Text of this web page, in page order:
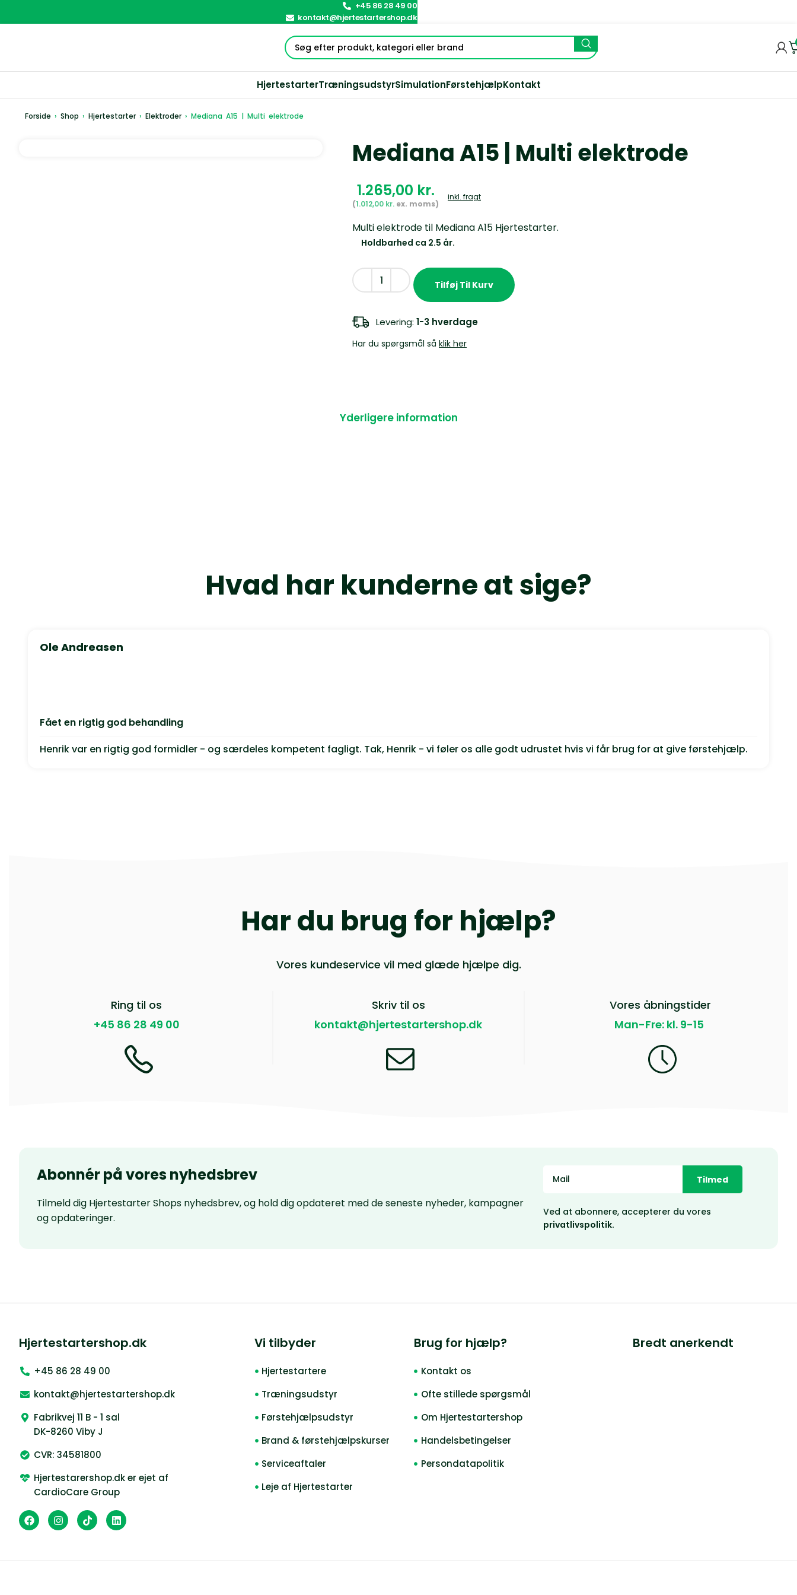
HjertestarterTræningsudstyrSimulationFørstehjælpKontakt
Forside › Shop › Hjertestarter › Elektroder › Mediana A15 | Multi elektrode
Mediana A15 | Multi elektrode
kr.
1.012,00 kr.
inkl. fragt
Multi elektrode til Mediana A15 Hjertestarter.
Holdbarhed ca 2.5 år.
Tilføj Til Kurv
Levering: 1-3 hverdage
Har du spørgsmål så klik her
Yderligere information
Hvad har kunderne at sige?
Ole Andreasen
Fået en rigtig god behandling
Henrik var en rigtig god formidler - og særdeles kompetent fagligt. Tak, Henrik - vi føler os alle godt udrustet hvis vi får brug for at give førstehjælp.
Har du brug for hjælp?
Vores kundeservice vil med glæde hjælpe dig.
Ring til os
+45 86 28 49 00
Skriv til os
kontakt@hjertestartershop.dk
Vores åbningstider
Man-Fre: kl. 9-15
Abonnér på vores nyhedsbrev
Tilmeld dig Hjertestarter Shops nyhedsbrev, og hold dig opdateret med de seneste nyheder, kampagner
og opdateringer.
Tilmed
Ved at abonnere, accepterer du vores
privatlivspolitik.
Hjertestartershop.dk
+45 86 28 49 00
kontakt@hjertestartershop.dk
Fabrikvej 11 B - 1 sal
DK-8260 Viby J
CVR: 34581800
Hjertestarershop.dk er ejet af
CardioCare Group
Vi tilbyder
Hjertestartere
Træningsudstyr
Førstehjælpsudstyr
Brand & førstehjælpskurser
Serviceaftaler
Leje af Hjertestarter
Brug for hjælp?
Kontakt os
Ofte stillede spørgsmål
Om Hjertestartershop
Handelsbetingelser
Persondatapolitik
Bredt anerkendt
+45 86 28 49 00
kontakt@hjertestartershop.dk